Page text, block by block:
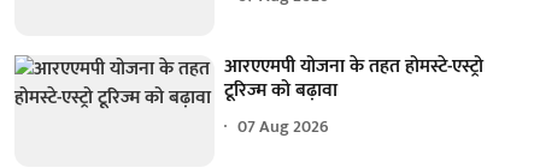
आरएएमपी योजना के तहत होमस्टे-एस्ट्रो
टूरिज्म को बढ़ावा
07 Aug 2026